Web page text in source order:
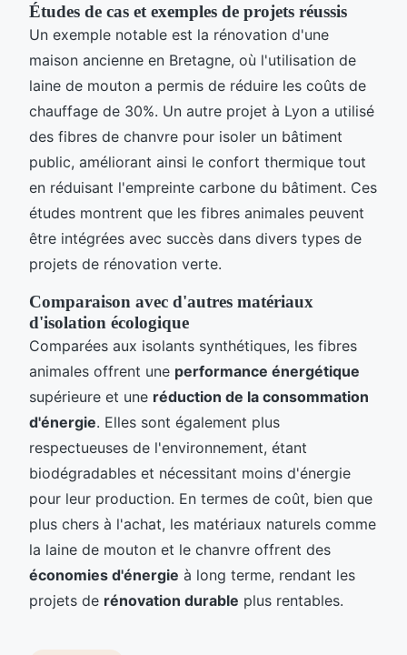
Études de cas et exemples de projets réussis
Un exemple notable est la rénovation d'une
maison ancienne en Bretagne, où l'utilisation de
laine de mouton a permis de réduire les coûts de
chauffage de 30%. Un autre projet à Lyon a utilisé
des fibres de chanvre pour isoler un bâtiment
public, améliorant ainsi le confort thermique tout
en réduisant l'empreinte carbone du bâtiment. Ces
études montrent que les fibres animales peuvent
être intégrées avec succès dans divers types de
projets de rénovation verte.
Comparaison avec d'autres matériaux
d'isolation écologique
Comparées aux isolants synthétiques, les fibres
animales offrent une performance énergétique
supérieure et une réduction de la consommation
d'énergie. Elles sont également plus
respectueuses de l'environnement, étant
biodégradables et nécessitant moins d'énergie
pour leur production. En termes de coût, bien que
plus chers à l'achat, les matériaux naturels comme
la laine de mouton et le chanvre offrent des
économies d'énergie à long terme, rendant les
projets de rénovation durable plus rentables.